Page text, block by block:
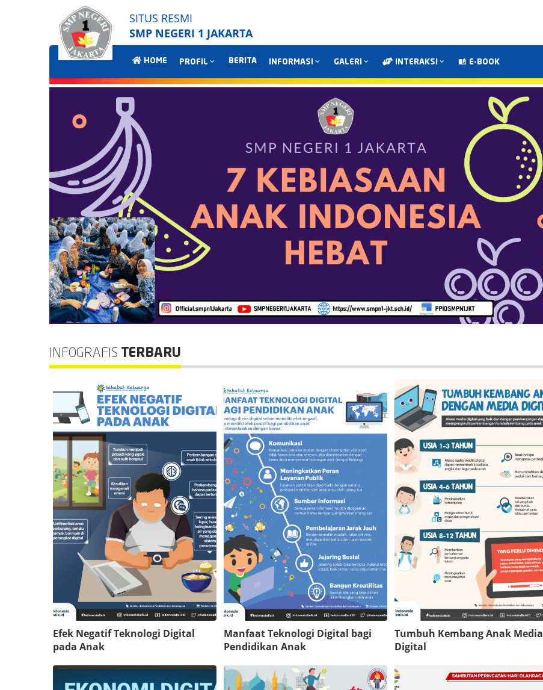
SITUS RESMI
SMP NEGERI 1 JAKARTA
HOME PROFIL BERITA INFORMASI GALERI INTERAKSI E-BOOK
INFOGRAFIS TERBARU
Efek Negatif Teknologi Digital
pada Anak
Manfaat Teknologi Digital bagi
Pendidikan Anak
Tumbuh Kembang Anak Media
Digital